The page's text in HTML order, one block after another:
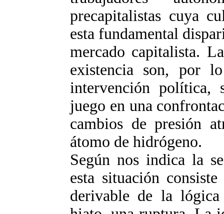
precapitalistas cuya
esta fundamental
mercado capitalista.
existencia son, por
intervención política,
juego en una
cambios de presión
átomo de hidrógeno.
Según nos indica la
esta situación
derivable de la